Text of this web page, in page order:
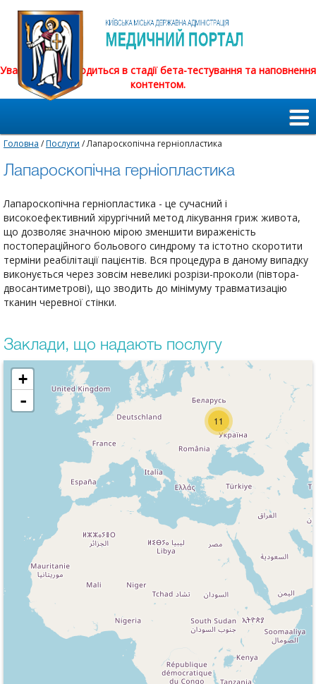
Увага! Сайт знаходиться в стадії бета-тестування та наповнення
контентом.
Головна /Послуги / Лапароскопічна герніопластика
Лапароскопічна герніопластика
Лапароскопічна герніопластика - це сучасний і
високоефективний хірургічний метод лікування гриж живота,
що дозволяє значною мірою зменшити вираженість
постопераційного больового синдрому та істотно скоротити
терміни реабілітації пацієнтів. Вся процедура в даному випадку
виконується через зовсім невеликі розрізи-проколи (півтора-
двосантиметрові), що зводить до мінімуму травматизацію
тканин черевної стінки.
Заклади, що надають послугу
11
+
-